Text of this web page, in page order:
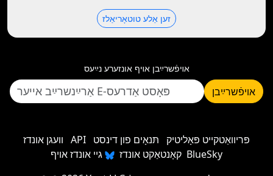
זען אַלע טוטאָריאַלז
אױפֿשרײַבן אױף אונזערע נײַעס
אױפֿשרײַבן
וועגן אונדז API פּריוואַטקייט פּאָליטיק
תּנאָים פון דינסט
קאָנטאַקט אונדז גיי אונדז אויף BlueSky